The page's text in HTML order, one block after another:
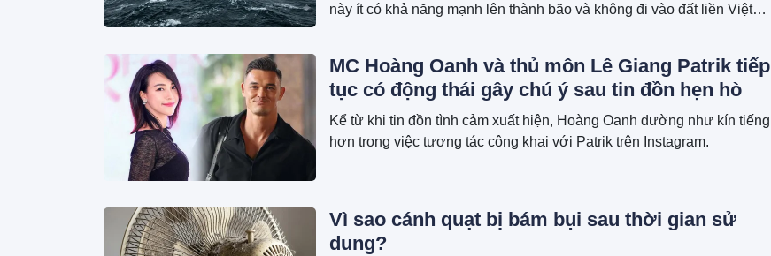
này ít có khả năng mạnh lên thành bão và không đi vào đất liền Việt
MC Hoàng Oanh và thủ môn Lê Giang Patrik tiếp
tục có động thái gây chú ý sau tin đồn hẹn hò
Kể từ khi tin đồn tình cảm xuất hiện, Hoàng Oanh dường như kín tiếng
hơn trong việc tương tác công khai với Patrik trên Instagram.
Vì sao cánh quạt bị bám bụi sau thời gian sử
dung?